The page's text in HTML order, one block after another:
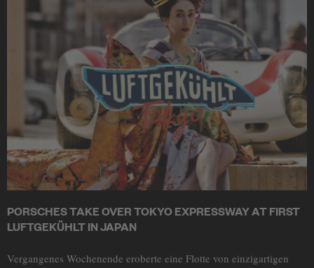
PORSCHES TAKE OVER TOKYO EXPRESSWAY AT FIRST
LUFTGEKÜHLT IN JAPAN
Vergangenes Wochenende eroberte eine Flotte von einzigartigen